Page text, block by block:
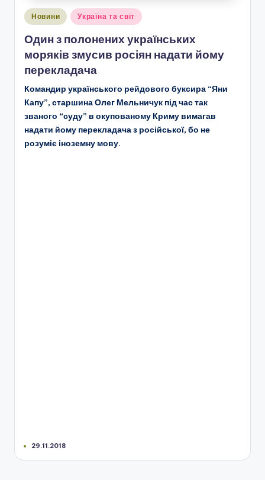
Опубліковано
Новини Україна та світ
Один з полонених українських
моряків змусив росіян надати йому
перекладача
Командир українського рейдового буксира “Яни
Капу”, старшина Олег Мельничук під час так
званого “суду” в окупованому Криму вимагав
надати йому перекладача з російської, бо не
розуміє іноземну мову.
29.11.2018